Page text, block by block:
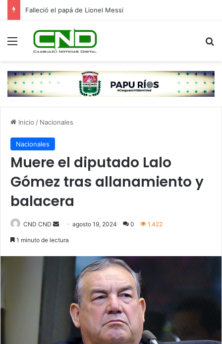
Menú
Inicio / Nacionales
Nacionales
Muere el diputado Lalo
Gómez tras allanamiento y
balacera
CND CND
Sendagosto 19, 2024 0 1.422
1 minuto de lectura